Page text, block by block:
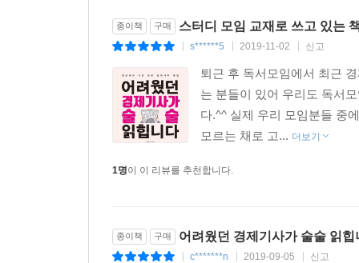
심의 글로벌 경제에 우리가 속해 있기 때문입니
경제의 흐름이 왜 우리나라 경제에 이토록 큰 영
이었죠. 우리나라는 현재 세계 무역 6위입니다.
수출 위주의 경제구조인 우리나라에서 국제수지
확인하는 것이 바로 우리나라 경제의 건강을 체
본수지로 나눕니다. 다른 나라와 상품이나 서비
고 있습니다. 경상수지는 다시 상품수지, 서비스
재 경상수지에서 상품수지가 차지하는 비중이 가
종이책 구매 스터디 모임 교재로 쓰고 있는
s******5 2019-11-02 신고
퇴근 후 독서모임에서 최근
는 분들이 있어 우리도 독서
다.^^ 실제 우리 모임분들 중
모르는 채로 고... 더보기
1명이 이 리뷰를 추천합니다.
종이책 구매 어려웠던 경제기사가 술술 읽힙
c*******n 2019-09-05 신고